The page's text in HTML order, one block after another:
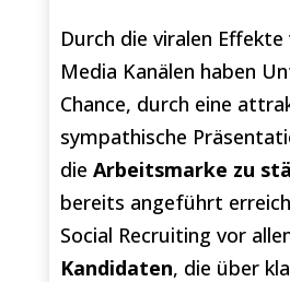
Durch die viralen Effekte
Media Kanälen haben
Chance, durch eine
sympathische
die Arbeitsmarke zu
bereits angeführt
Social Recruiting vor
Kandidaten, die über